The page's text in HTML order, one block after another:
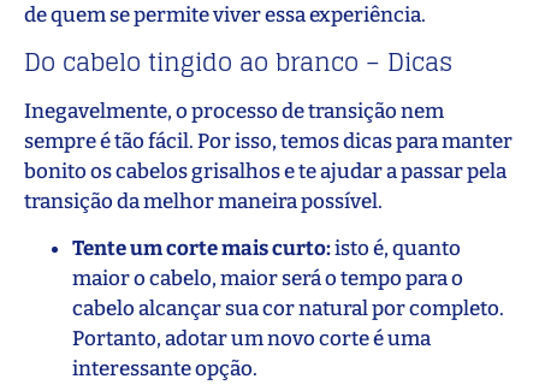
de quem se permite viver essa experiência.
Do cabelo tingido ao branco – Dicas
Inegavelmente, o processo de transição nem
sempre é tão fácil. Por isso, temos dicas para manter
bonito os cabelos grisalhos e te ajudar a passar pela
transição da melhor maneira possível.
Tente um corte mais curto:isto é, quanto
maior o cabelo, maior será o tempo para o
cabelo alcançar sua cor natural por completo.
Portanto, adotar um novo corte é uma
interessante opção.